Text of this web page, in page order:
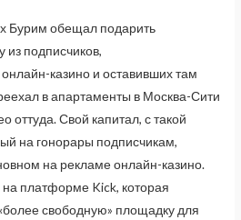
Бурим обещал подарить
подписчиков,
казино и оставивших там
в апартаменты в Москва-Сити
оттуда. Свой капитал, с такой
на гонорары подписчикам,
на рекламе онлайн-казино.
платформе Kick, которая
свободную» площадку для